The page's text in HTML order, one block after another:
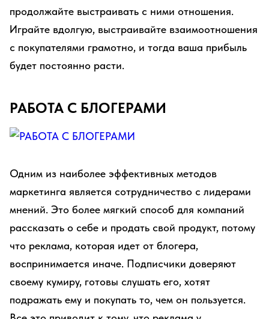
продолжайте выстраивать с ними отношения.
Играйте вдолгую, выстраивайте взаимоотношения
с покупателями грамотно, и тогда ваша прибыль
будет постоянно расти.
РАБОТА С БЛОГЕРАМИ
Одним из наиболее эффективных методов
маркетинга является сотрудничество с лидерами
мнений. Это более мягкий способ для компаний
рассказать о себе и продать свой продукт, потому
что реклама, которая идет от блогера,
воспринимается иначе. Подписчики доверяют
своему кумиру, готовы слушать его, хотят
подражать ему и покупать то, чем он пользуется.